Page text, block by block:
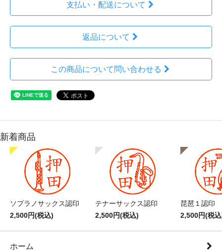
支払い・配送について
返品について
この商品について問い合わせる
新着商品
ソプラノサックス認印
2,500円(税込)
テナーサックス認印
2,500円(税込)
琵琶１認印
2,500円(税
ホーム